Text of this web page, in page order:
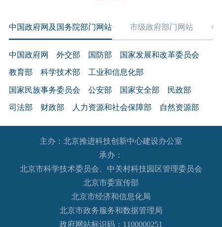
中国政府网及国务院部门网站 市级政府部门网站 各
中国政府网 外交部 国防部 国家发展和改革委员会
教育部 科学技术部 工业和信息化部
国家民族事务委员会 公安部 国家安全部 民政部
司法部 财政部 人力资源和社会保障部 自然资源部
生态环境部 住房和城乡建设部 交通运输部 水利部
农业农村部 商务部 文化和旅游部
退役军人事务部
国家语言文字工作委员会
国家航天局 国家原子能机构
国家核安全局
主办：北京推进科技创新中心建设办公室
承办：
北京市科学技术委员会、中关村科技园区管理委员会
北京市委宣传部
北京市经济和信息化局
北京市政务服务和数据管理局
政府网站标识码：1100000251